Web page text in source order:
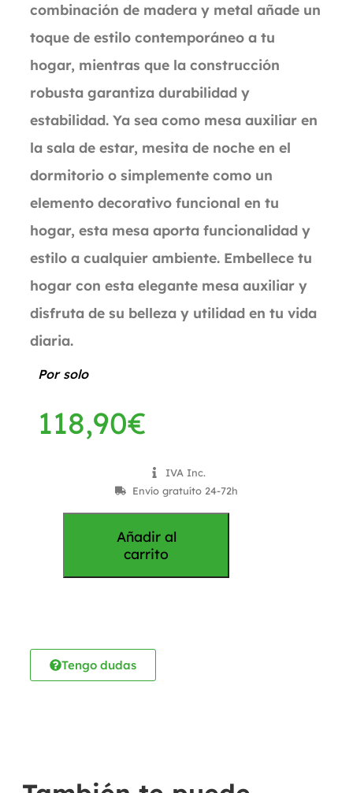
combinación de madera y metal añade un
toque de estilo contemporáneo a tu
hogar, mientras que la construcción
robusta garantiza durabilidad y
estabilidad. Ya sea como mesa auxiliar en
la sala de estar, mesita de noche en el
dormitorio o simplemente como un
elemento decorativo funcional en tu
hogar, esta mesa aporta funcionalidad y
estilo a cualquier ambiente. Embellece tu
hogar con esta elegante mesa auxiliar y
disfruta de su belleza y utilidad en tu vida
diaria.
Por solo
118,90€
IVA Inc.
Envío gratuíto 24-72h
Añadir al
carrito
Tengo dudas